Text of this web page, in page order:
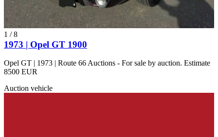
1 /8
1973 | Opel GT 1900
Opel GT | 1973 | Route 66 Auctions - For sale by auction. Estimate
8500 EUR
Auction vehicle